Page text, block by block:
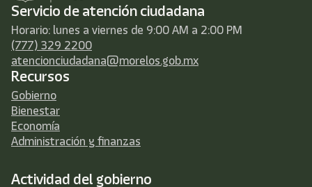
Servicio de atención ciudadana
Horario: lunes a viernes de 9:00 AM a 2:00 PM
(777) 329 2200
atencionciudadana@morelos.gob.mx
Recursos
Gobierno
Bienestar
Economía
Administración y finanzas
Actividad del gobierno